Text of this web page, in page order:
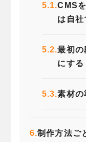
5.1.CMS
は自社
5.2.最初の
にする
5.3.素材の
6.制作方法ご